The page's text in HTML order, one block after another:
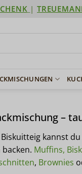
|
–
kannst
Muffins,
, Brownies